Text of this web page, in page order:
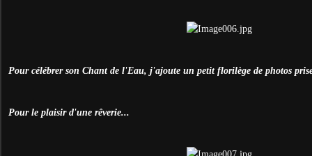
Pour célébrer son Chant de l'Eau, j'ajoute un petit florilège de photos
Pour le plaisir d'une rêverie...